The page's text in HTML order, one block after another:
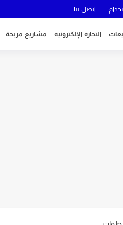
اتصل بنا
التجارة الإلكترونية مشاريع مربحة